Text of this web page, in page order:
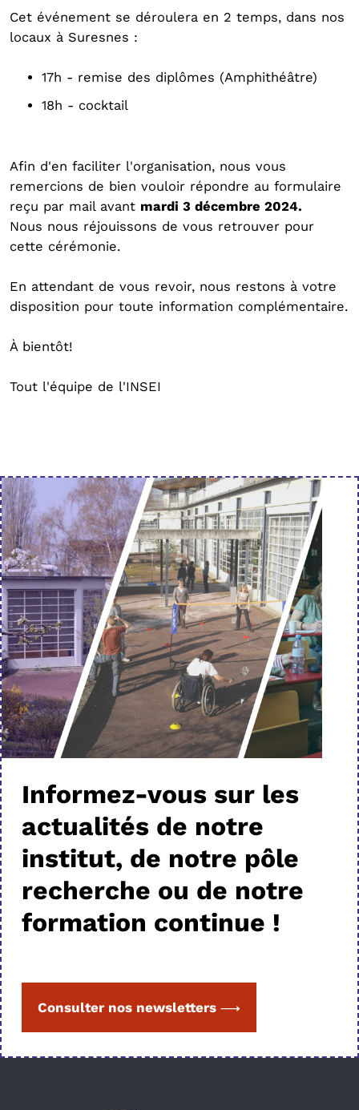
Cet événement se déroulera en 2 temps, dans nos
locaux à Suresnes :
17h - remise des diplômes (Amphithéâtre)
18h - cocktail
Afin d'en faciliter l'organisation, nous vous
remercions de bien vouloir répondre au formulaire
reçu par mail avant mardi 3 décembre 2024.
Nous nous réjouissons de vous retrouver pour
cette cérémonie.
En attendant de vous revoir, nous restons à votre
disposition pour toute information complémentaire.
À bientôt!
Tout l'équipe de l'INSEI
Informez-vous sur les
actualités de notre
institut, de notre pôle
recherche ou de notre
formation continue !
Consulter nos newsletters